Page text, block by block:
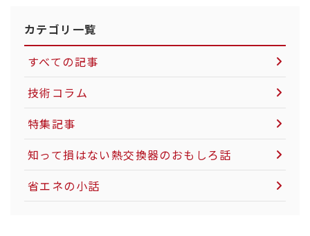
カテゴリ一覧
すべての記事
技術コラム
空気圧制御機器について
LNG市場について
特集記事
知って損はない熱交換器のおもしろ話
省エネの小話